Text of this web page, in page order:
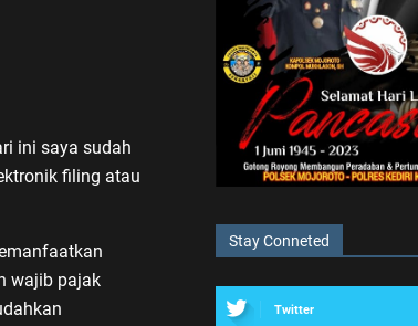
ini saya sudah
filing atau
wajib pajak
Stay Conneted
Twitter